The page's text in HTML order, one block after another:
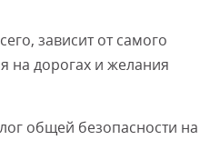
зависит от самого
на дорогах и желания
общей безопасности на